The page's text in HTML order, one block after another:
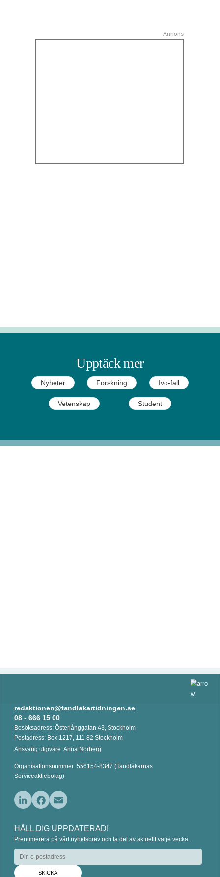
Upptäck mer
Nyheter Forskning Ivo-fall
Vetenskap Student
Annons
redaktionen@tandlakartidningen.se
08 - 666 15 00
Besöksadress: Österlånggatan 43, Stockholm
Postadress: Box 1217, 111 82 Stockholm
Ansvarig utgivare: Anna Norberg
Organisationsnummer: 556154-8347 (Tandläkarnas
Serviceaktiebolag)
n
k
c
e
o
o
a
i
HÅLL DIG UPPDATERAD!
Prenumerera på vårt nyhetsbrev och ta del av aktuellt varje vecka.